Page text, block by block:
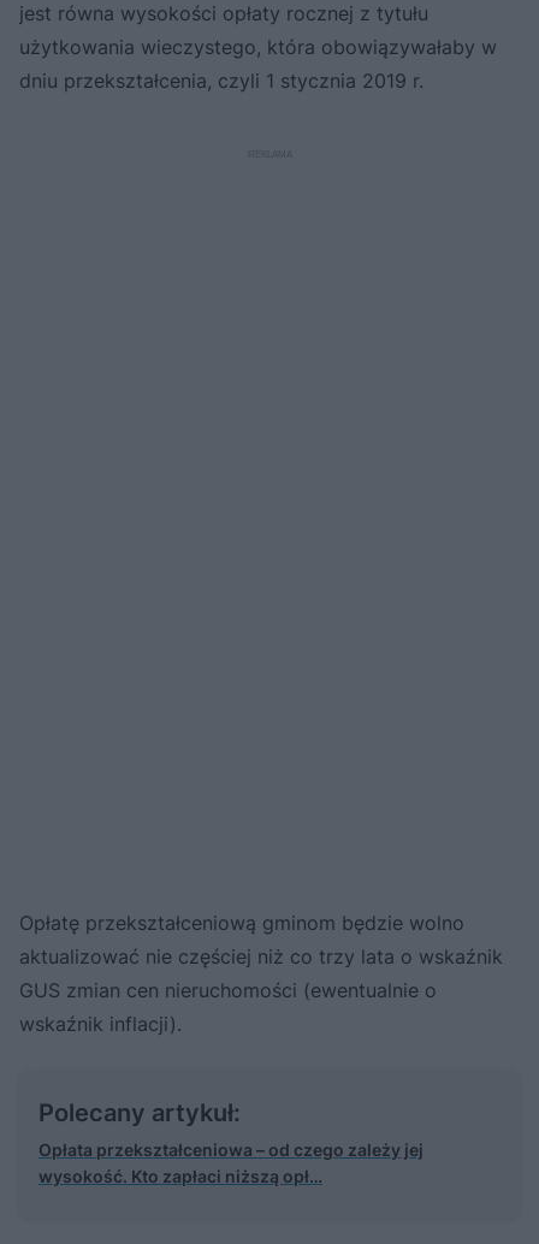
jest równa wysokości opłaty rocznej z tytułu
użytkowania wieczystego, która obowiązywałaby w
dniu przekształcenia, czyli 1 stycznia 2019 r.
Opłatę przekształceniową gminom będzie wolno
aktualizować nie częściej niż co trzy lata o wskaźnik
GUS zmian cen nieruchomości (ewentualnie o
wskaźnik inflacji).
Polecany artykuł:
Opłata przekształceniowa – od czego zależy jej
wysokość. Kto zapłaci niższą opł…